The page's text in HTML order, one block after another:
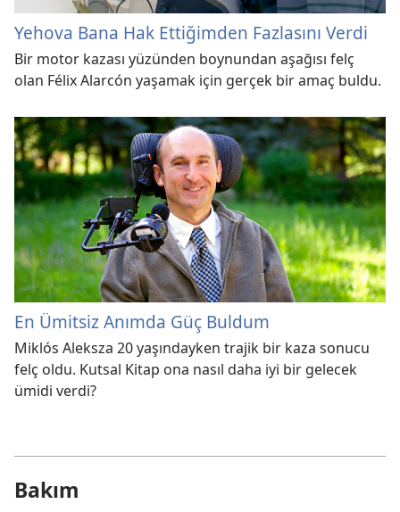
Yehova Bana Hak Ettiğimden Fazlasını Verdi
Bir motor kazası yüzünden boynundan aşağısı felç
olan Félix Alarcón yaşamak için gerçek bir amaç buldu.
En Ümitsiz Anımda Güç Buldum
Miklós Aleksza 20 yaşındayken trajik bir kaza sonucu
felç oldu. Kutsal Kitap ona nasıl daha iyi bir gelecek
ümidi verdi?
Bakım